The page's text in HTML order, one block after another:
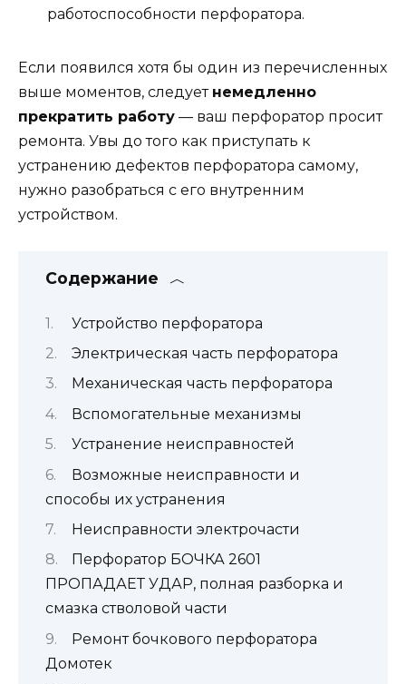
работоспособности перфоратора.
Если появился хотя бы один из перечисленных
выше моментов, следует немедленно
прекратить работу — ваш перфоратор просит
ремонта. Увы до того как приступать к
устранению дефектов перфоратора самому,
нужно разобраться с его внутренним
устройством.
Содержание
Устройство перфоратора
Электрическая часть перфоратора
Механическая часть перфоратора
​Вспомогательные механизмы
Устранение неисправностей
Возможные неисправности и
способы их устранения
Неисправности электрочасти
Перфоратор БОЧКА 2601
ПРОПАДАЕТ УДАР, полная разборка и
смазка стволовой части
Ремонт бочкового перфоратора
Домотек